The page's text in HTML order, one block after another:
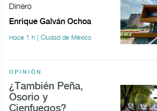
Dinero
Enrique Galván Ochoa
Hace 1 h | Ciudad de México
OPINIÓN
¿También Peña,
Osorio y
Cienfuegos?